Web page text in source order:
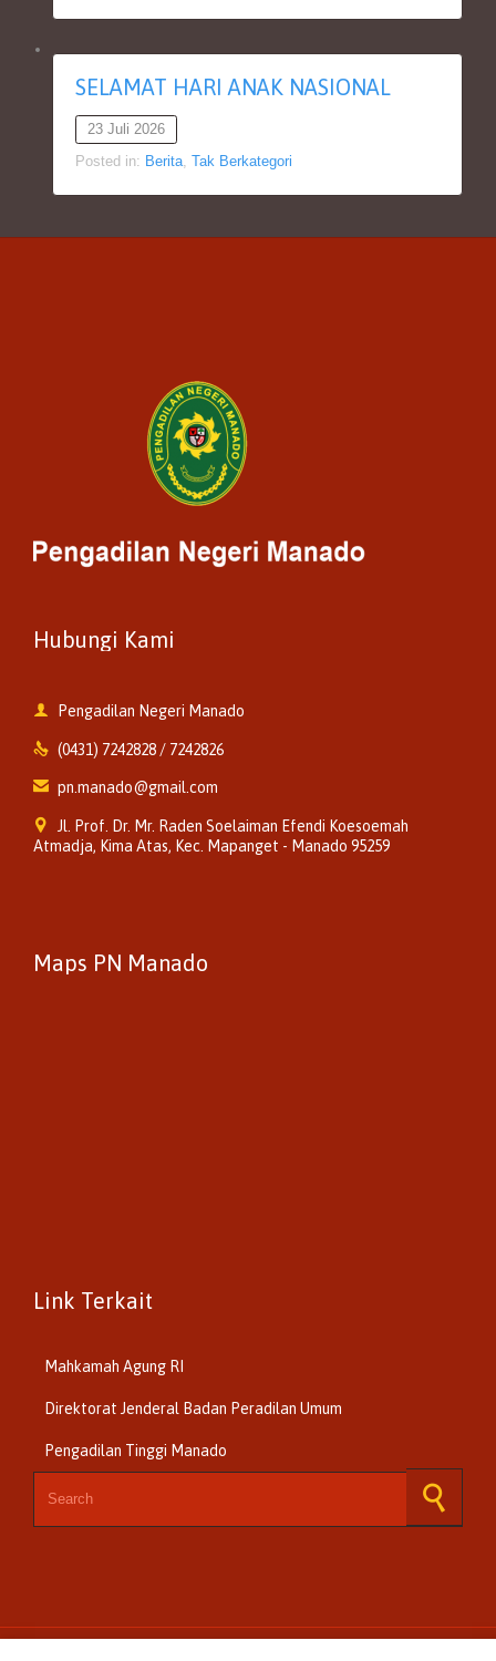
SELAMAT HARI ANAK NASIONAL
23 Juli 2026
Posted in: Berita, Tak Berkategori
Hubungi Kami
 Pengadilan Negeri Manado
 (0431) 7242828 / 7242826
 pn.manado@gmail.com

Jl. Prof. Dr. Mr. Raden Soelaiman Efendi Koesoemah
Atmadja, Kima Atas, Kec. Mapanget - Manado 95259
Maps PN Manado
Link Terkait
Mahkamah Agung RI
Direktorat Jenderal Badan Peradilan Umum
Pengadilan Tinggi Manado